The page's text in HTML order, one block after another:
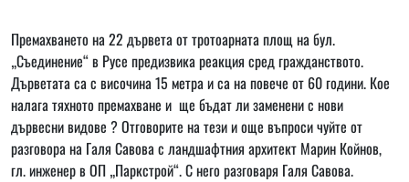
Премахването на 22 дървета от тротоарната площ на бул.
„Съединение“ в Русе предизвика реакция сред гражданството.
Дърветата са с височина 15 метра и са на повече от 60 години. Кое
налага тяхното премахване и ще бъдат ли заменени с нови
дървесни видове ? Отговорите на тези и още въпроси чуйте от
разговора на Галя Савова с ландшафтния архитект Марин Койнов,
гл. инженер в ОП „Паркстрой“. С него разговаря Галя Савова.